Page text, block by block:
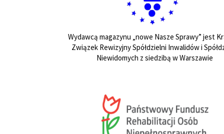
Wydawcą magazynu „nowe Nasze Sprawy” jest
Związek Rewizyjny Spółdzielni Inwalidów i
Niewidomych z siedzibą w Warszawie